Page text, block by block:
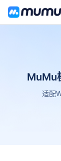
MuMu
适配